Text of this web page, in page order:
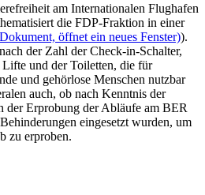
am Internationalen Flughafen
die FDP-Fraktion in einer
öffnet ein neues Fenster)).
der Zahl der Check-in-Schalter,
und der Toiletten, die für
und gehörlose Menschen nutzbar
auch, ob nach Kenntnis der
der Erprobung der Abläufe am BER
eingesetzt wurden, um
zu erproben.